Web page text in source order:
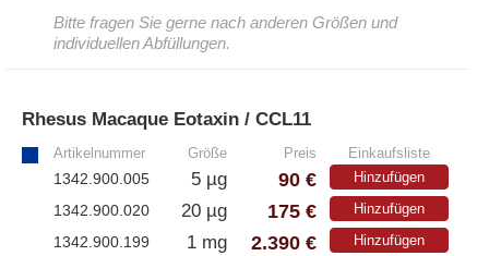
– Anti-murine
– Anti-rat
– CD-Antikörper
– Polyclonale Antikörper
White Label und Geräte
– Alle White Label und technische Produkte
Bitte fragen Sie gerne nach anderen Größen und
individuellen Abfüllungen.
Rhesus Macaque Eotaxin / CCL11
Artikelnummer Größe Preis Einkaufsliste
1342.900.005 5 µg 90 € Hinzufügen
1342.900.020 20 µg 175 € Hinzufügen
1342.900.199 1 mg 2.390 € Hinzufügen